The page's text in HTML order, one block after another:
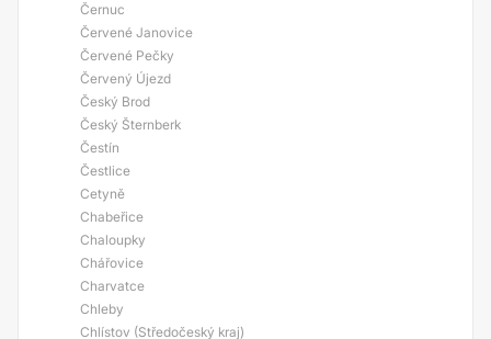
Černuc
Červené Janovice
Červené Pečky
Červený Újezd
Český Brod
Český Šternberk
Čestín
Čestlice
Cetyně
Chabeřice
Chaloupky
Chářovice
Charvatce
Chleby
Chlístov (Středočeský kraj)